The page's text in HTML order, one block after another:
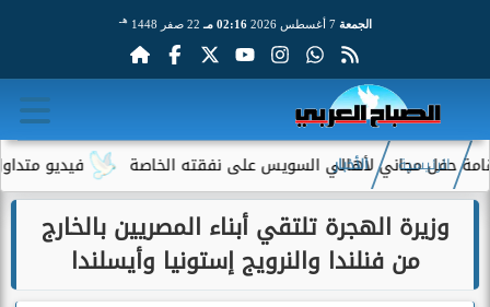
الجمعة 7 أغسطس 2026 02:16 مـ 22 صفر 1448 هـ
فيديو متداول لسيدة مسنة لأهالي السويس على نفقته الخاصة
الرئيسية الأخبار
وزيرة الهجرة تلتقي أبناء المصريين بالخارج
من فنلندا والنرويج إستونيا وأيسلندا